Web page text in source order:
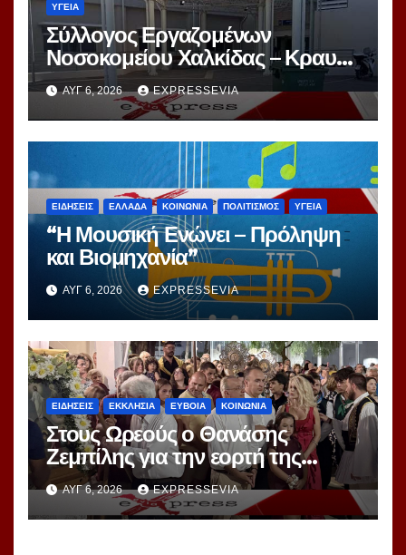
ΥΓΕΙΑ
Σύλλογος Εργαζομένων
Νοσοκομείου Χαλκίδας – Κραυγή
Αγωνίας
ΑΥΓ 6, 2026 EXPRESSEVIA
ΕΙΔΗΣΕΙΣ ΕΛΛΑΔΑ ΚΟΙΝΩΝΙΑ ΠΟΛΙΤΙΣΜΟΣ ΥΓΕΙΑ
“Η Μουσική Ενώνει – Πρόληψη
και Βιομηχανία”
ΑΥΓ 6, 2026 EXPRESSEVIA
ΕΙΔΗΣΕΙΣ ΕΚΚΛΗΣΙΑ ΕΥΒΟΙΑ ΚΟΙΝΩΝΙΑ
Στους Ωρεούς ο Θανάσης
Ζεμπίλης για την εορτή της
Μεταμορφώσεως Σωτήρος
ΑΥΓ 6, 2026 EXPRESSEVIA